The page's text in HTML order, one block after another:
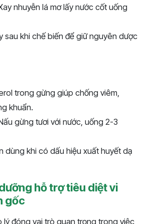
nhuyễn lá mơ lấy nước cốt uống
sau khi chế biến để giữ nguyên dược
trong gừng giúp chống viêm,
khuẩn.
gừng tươi với nước, uống 2-3
dùng khi có dấu hiệu xuất huyết dạ
hỗ trợ tiêu diệt vi
gốc
lý đóng vai trò quan trọng trong việc